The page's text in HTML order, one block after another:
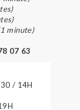
minute)
07 63
/ 14H